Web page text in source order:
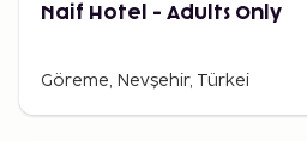
Naif Hotel - Adults Only
Göreme, Nevşehir, Türkei